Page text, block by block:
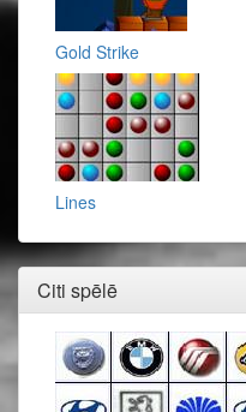
Gold Strike
Lines
Citi spēlē